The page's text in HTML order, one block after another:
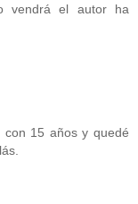
vendrá el autor ha
con 15 años y quedé